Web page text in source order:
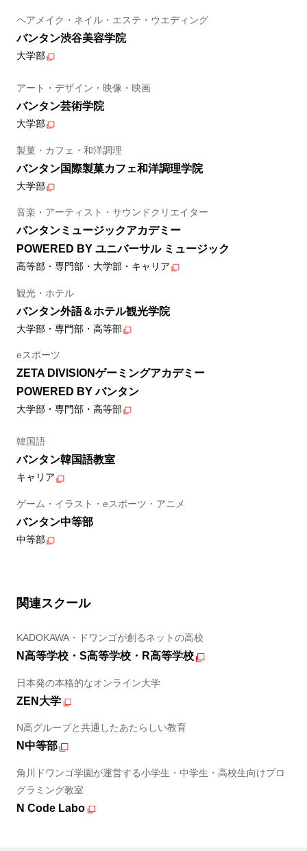
ヘアメイク・ネイル・エステ・ウエディング
バンタン渋谷美容学院
大学部
アート・デザイン・映像・映画
バンタン芸術学院
大学部
製菓・カフェ・和洋調理
バンタン国際製菓カフェ和洋調理学院
大学部
音楽・アーティスト・サウンドクリエイター
バンタンミュージックアカデミー
POWERED BY ユニバーサル ミュージック
高等部・専門部・大学部・キャリア
観光・ホテル
バンタン外語＆ホテル観光学院
大学部・専門部・高等部
eスポーツ
ZETA DIVISIONゲーミングアカデミー
POWERED BY バンタン
大学部・専門部・高等部
韓国語
バンタン韓国語教室
キャリア
ゲーム・イラスト・eスポーツ・アニメ
バンタン中等部
中等部
関連スクール
KADOKAWA・ドワンゴが創るネットの高校
N高等学校・S高等学校・R高等学校
日本発の本格的なオンライン大学
ZEN大学
N高グループと共通したあたらしい教育
N中等部
角川ドワンゴ学園が運営する小学生・中学生・高校生向けプロ
グラミング教室
N Code Labo